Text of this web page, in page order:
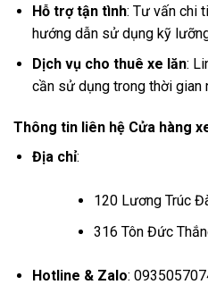
Hỗ trợ tận tình: Tư vấn chi
hướng dẫn sử dụng kỹ
Dịch vụ cho thuê xe lăn:
cần sử dụng trong thời gian
Thông tin liên hệ Cửa hàng
Địa chỉ:
120 Lương Trúc
316 Tôn Đức
Hotline & Zalo: